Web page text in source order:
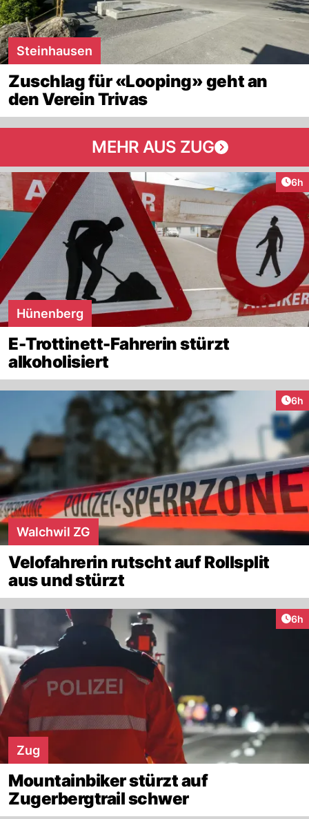
Steinhausen
Zuschlag für «Looping» geht an
den Verein Trivas
MEHR AUS ZUG
6h
Hünenberg
E-Trottinett-Fahrerin stürzt
alkoholisiert
6h
Walchwil ZG
Velofahrerin rutscht auf Rollsplit
aus und stürzt
6h
Zug
Mountainbiker stürzt auf
Zugerbergtrail schwer